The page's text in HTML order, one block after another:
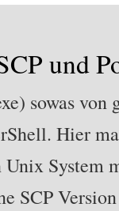
und
sowas von
Hier
System
SCP